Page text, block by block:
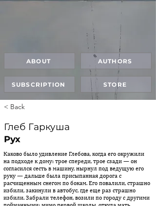
ABOUT AUTHORS
SUBSCRIPTION STORE
< Back
Глеб Гаркуша
Рух
Каково было удивление Глебова, когда его окружили
на подходе к дому: трое спереди, трое сзади — он
согласился сесть в машину, нырнул под ведущую его
руку — дальше была присыпанная дорога с
расчищенным снегом по бокам. Его повалили, страшно
избили, закинули в автобус, где еще раз страшно
избили. Забрали телефон, возили по городу с другими